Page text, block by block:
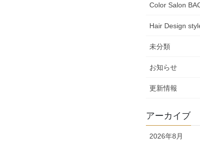
Color Salon
Hair Design
未分類
お知らせ
更新情報
アーカイブ
2026年8月